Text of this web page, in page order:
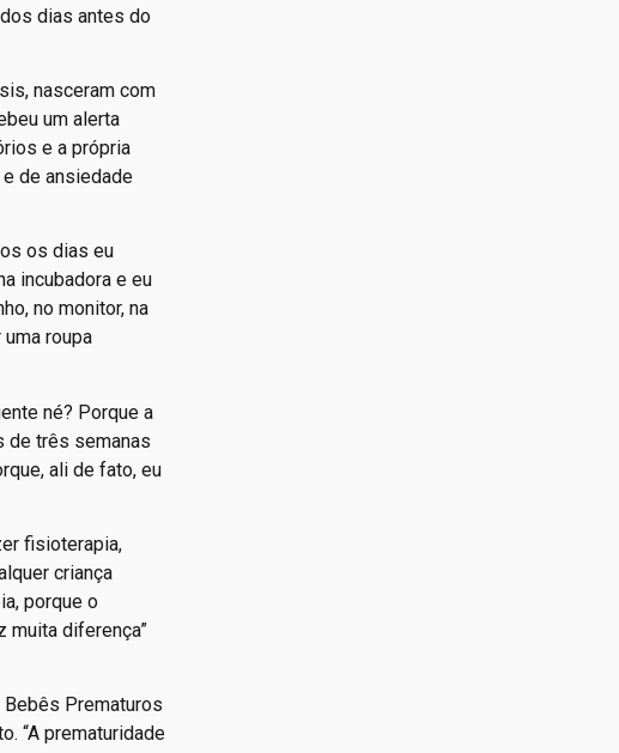
dias antes do
nasceram com
um alerta
e a própria
de ansiedade
os dias eu
incubadora e eu
no monitor, na
roupa
né? Porque a
de três semanas
ali de fato, eu
fisioterapia,
criança
porque o
muita diferença”
Prematuros
“A prematuridade